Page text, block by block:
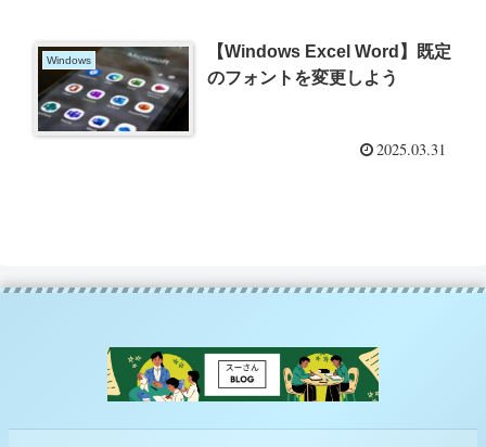
Windows
【Windows Excel Word】既定
のフォントを変更しよう
2025.03.31